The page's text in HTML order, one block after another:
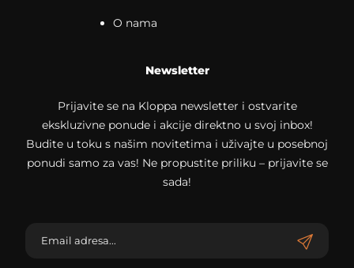
O nama
Newsletter
Prijavite se na Kloppa newsletter i ostvarite
ekskluzivne ponude i akcije direktno u svoj inbox!
Budite u toku s našim novitetima i uživajte u posebnoj
ponudi samo za vas! Ne propustite priliku – prijavite se
sada!